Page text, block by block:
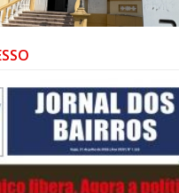
do Palácio Marcos Konder